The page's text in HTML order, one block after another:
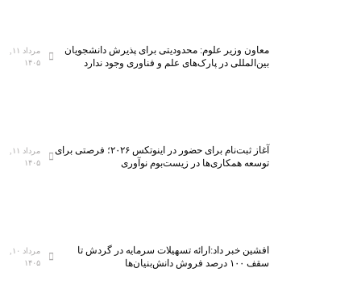
معاون وزیر علوم: محدودیتی برای پذیرش دانشجویان
بین‌المللی در پارک‌های علم و فناوری وجود ندارد
۱۴۰۵
آغاز ثبت‌نام برای حضور در اینوتکس ۲۰۲۶؛ فرصتی برای
توسعه همکاری‌ها در زیست‌بوم نوآوری
۱۴۰۵
افشین خبر داد:ارائه تسهیلات سرمایه در گردش تا
سقف ۱۰۰ درصد فروش دانش‌بنیان‌ها
۱۴۰۵